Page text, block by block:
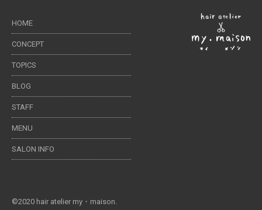
HOME
CONCEPT
TOPICS
BLOG
STAFF
MENU
SALON INFO
©2020 hair atelier my・maison.